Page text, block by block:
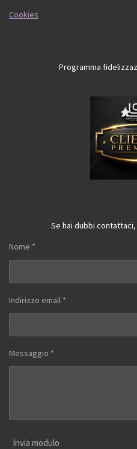
Cookies
Programma
Se hai dubbi
Nome *
Indirizzo email *
Messaggio *
Invia modulo